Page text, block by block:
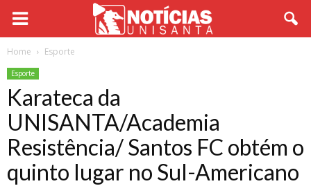
Home Esporte
Esporte
Karateca da
UNISANTA/Academia
Resistência/ Santos FC obtém o
quinto lugar no Sul-Americano